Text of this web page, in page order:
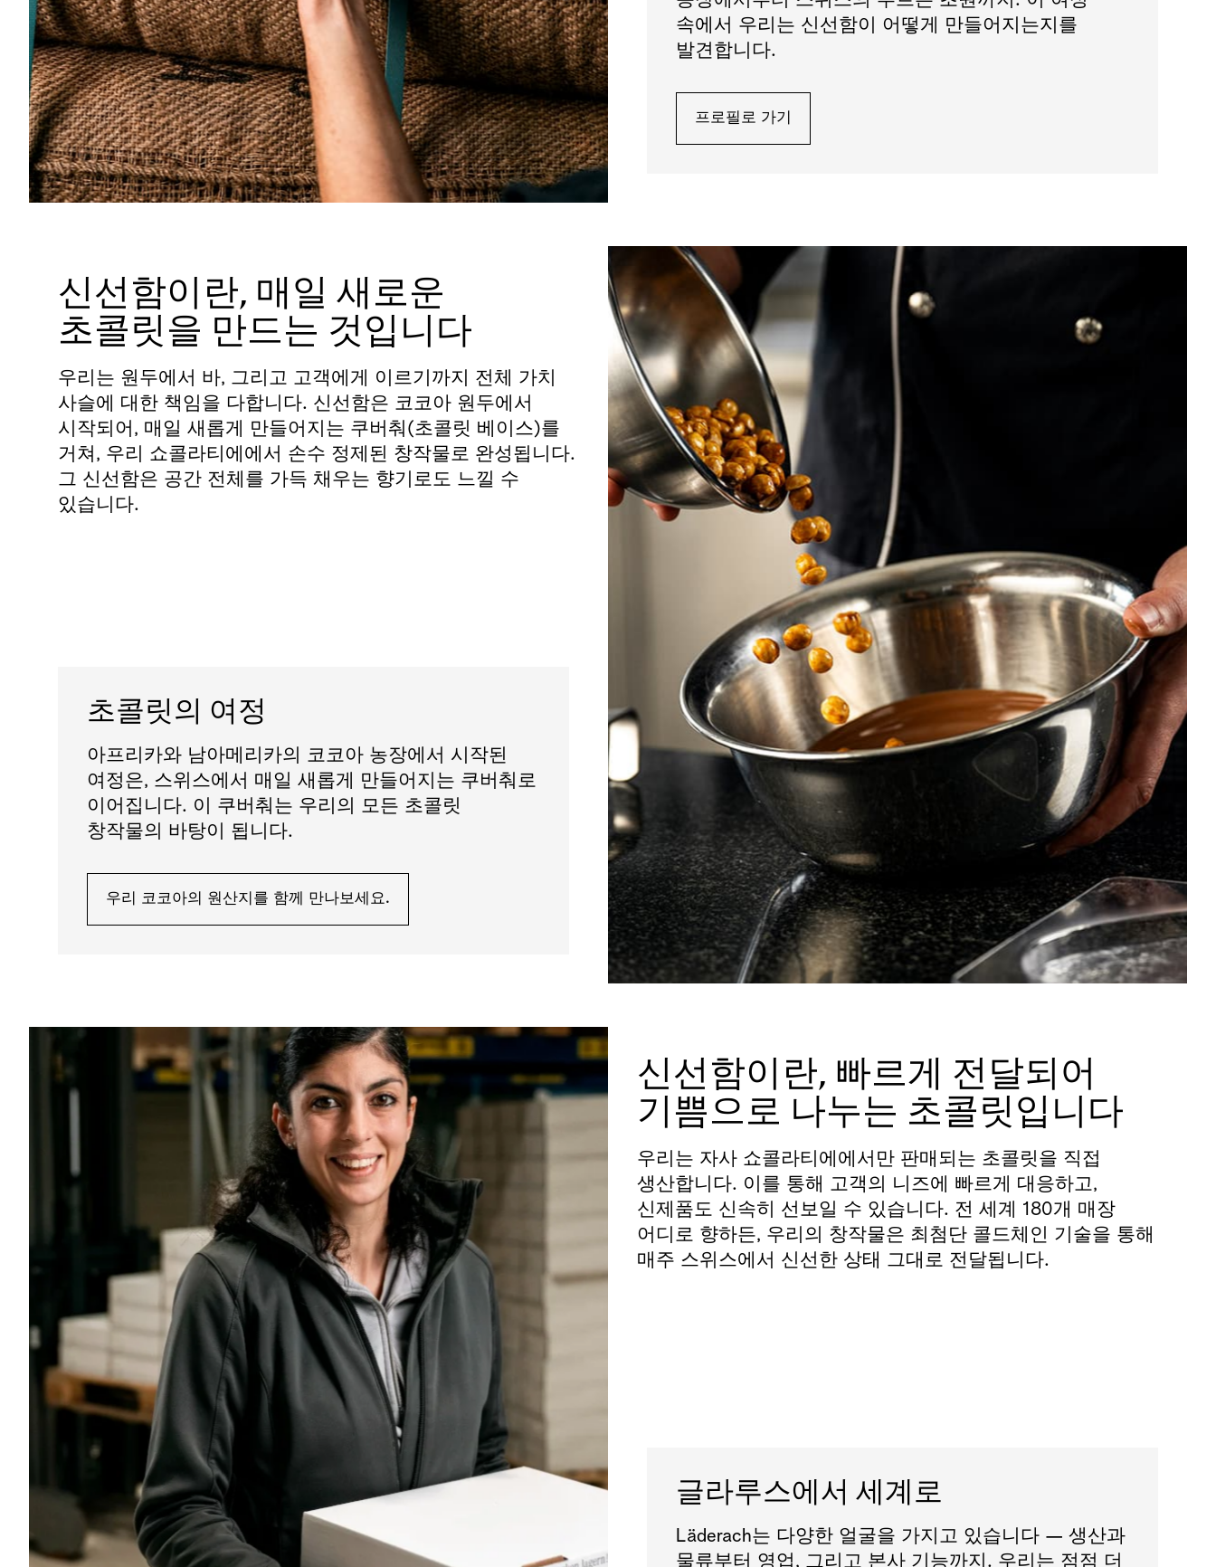
속에서 우리는 신선함이 어떻게 만들어지는지를
발견합니다.
프로필로 가기
신선함이란, 매일 새로운
초콜릿을 만드는 것입니다
우리는 원두에서 바, 그리고 고객에게 이르기까지 전체 가치
사슬에 대한 책임을 다합니다. 신선함은 코코아 원두에서
시작되어, 매일 새롭게 만들어지는 쿠버춰(초콜릿 베이스)를
거쳐, 우리 쇼콜라티에에서 손수 정제된 창작물로 완성됩니다.
그 신선함은 공간 전체를 가득 채우는 향기로도 느낄 수
있습니다.
초콜릿의 여정
아프리카와 남아메리카의 코코아 농장에서 시작된
여정은, 스위스에서 매일 새롭게 만들어지는 쿠버춰로
이어집니다. 이 쿠버춰는 우리의 모든 초콜릿
창작물의 바탕이 됩니다.
우리 코코아의 원산지를 함께 만나보세요.
신선함이란, 빠르게 전달되어
기쁨으로 나누는 초콜릿입니다
우리는 자사 쇼콜라티에에서만 판매되는 초콜릿을 직접
생산합니다. 이를 통해 고객의 니즈에 빠르게 대응하고,
신제품도 신속히 선보일 수 있습니다. 전 세계 180개 매장
어디로 향하든, 우리의 창작물은 최첨단 콜드체인 기술을 통해
매주 스위스에서 신선한 상태 그대로 전달됩니다.
글라루스에서 세계로
Läderach는 다양한 얼굴을 가지고 있습니다 — 생산과
물류부터 영업, 그리고 본사 기능까지. 우리는 점점 더